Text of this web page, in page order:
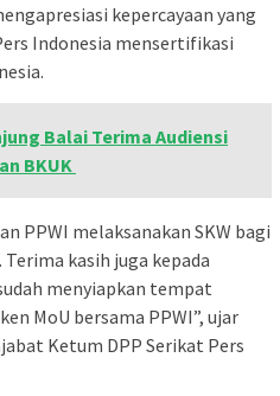
kepercayaan yang
Indonesia mensertifikasi
Balai Terima Audiensi
BKUK
PPWI melaksanakan SKW bagi
kasih juga kepada
menyiapkan tempat
MoU bersama PPWI”, ujar
Ketum DPP Serikat Pers